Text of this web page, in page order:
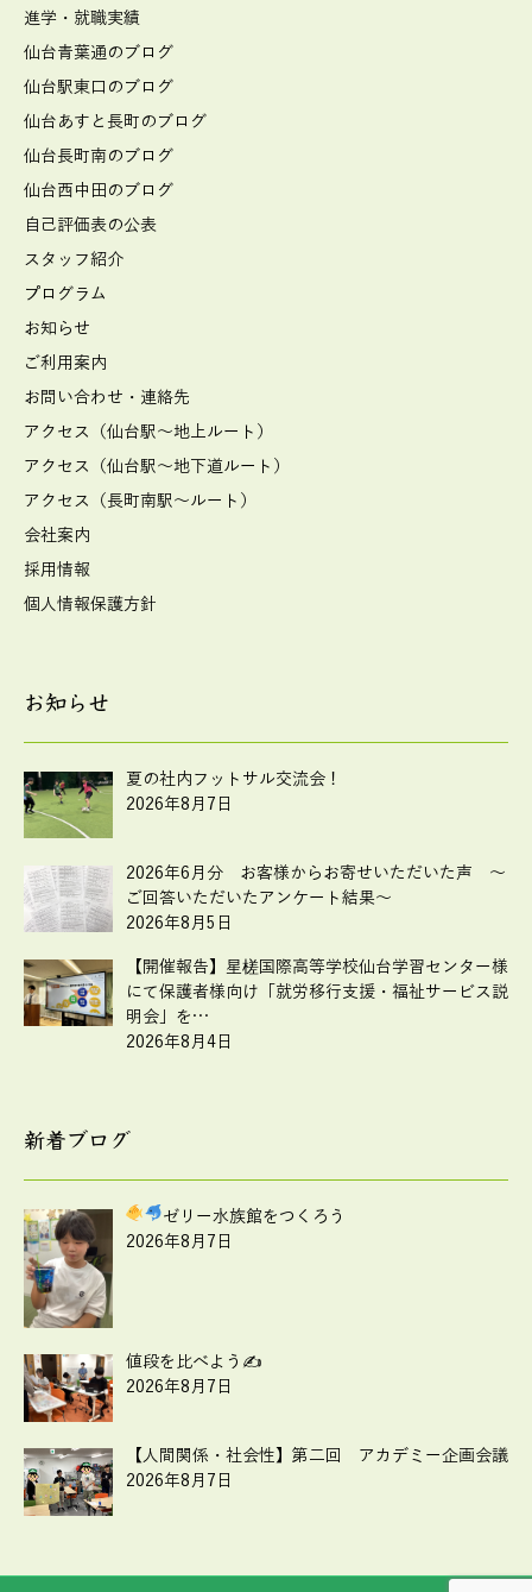
進学・就職実績
仙台青葉通のブログ
仙台駅東口のブログ
仙台あすと長町のブログ
仙台長町南のブログ
仙台西中田のブログ
自己評価表の公表
スタッフ紹介
プログラム
お知らせ
ご利用案内
お問い合わせ・連絡先
アクセス（仙台駅～地上ルート）
アクセス（仙台駅～地下道ルート）
アクセス（長町南駅～ルート）
会社案内
採用情報
個人情報保護方針
お知らせ
夏の社内フットサル交流会！
2026年8月7日
2026年6月分 お客様からお寄せいただいた声 ～
ご回答いただいたアンケート結果～
2026年8月5日
【開催報告】星槎国際高等学校仙台学習センター様
にて保護者様向け「就労移行支援・福祉サービス説
明会」を…
2026年8月4日
新着ブログ
ゼリー水族館をつくろう
2026年8月7日
値段を比べよう✍
2026年8月7日
【人間関係・社会性】第二回 アカデミー企画会議
2026年8月7日